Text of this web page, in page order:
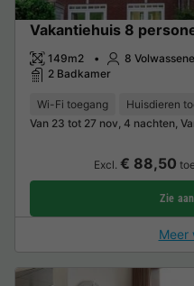
Vakantiehuis 8
149m2 8
2 Badkamer
Wi-Fi toegang Huisdieren
Van 23 tot 27 nov, 4 nachten,
Excl. € 88,50
Zie
Meer